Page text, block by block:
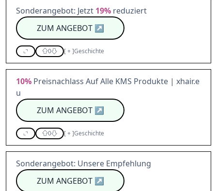
Sonderangebot: Jetzt 19% reduziert
ZUM ANGEBOT↗
0 [+]Geschichte
10% Preisnachlass Auf Alle KMS Produkte | xhair.e
u
ZUM ANGEBOT↗
0 [+]Geschichte
Sonderangebot: Unsere Empfehlung
ZUM ANGEBOT↗